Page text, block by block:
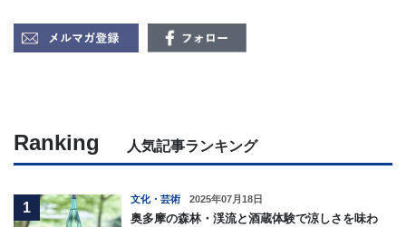
Ranking 人気記事ランキング
1
文化・芸術 2025年07月18日
奥多摩の森林・渓流と酒蔵体験で涼しさを味わ